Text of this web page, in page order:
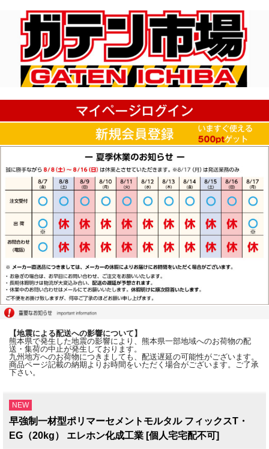
【地震による配送への影響について】
熊本県で発生した地震の影響により、熊本県一部地域へのお荷物の配
送・集荷の中止が発生しております。
九州地方へのお荷物につきましても、配送遅延の可能性がございます。
商品ページ記載の納期よりお時間をいただく場合がございます。ご了承
下さい。
NEW
早強制一材型ポリマーセメントモルタル フィックスT・
EG（20kg） エレホン化成工業 [個人宅宅配不可]